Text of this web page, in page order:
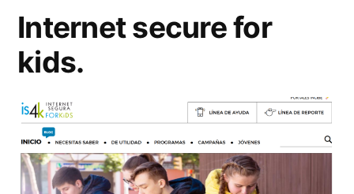
Internet secure for
kids.